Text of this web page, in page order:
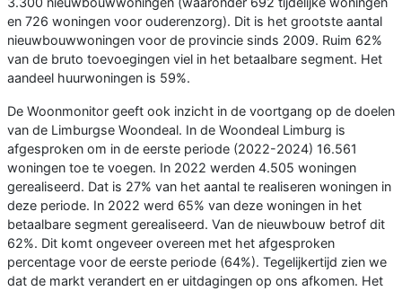
en 726 woningen voor ouderenzorg). Dit is het grootste aantal
nieuwbouwwoningen voor de provincie sinds 2009. Ruim 62%
van de bruto toevoegingen viel in het betaalbare segment. Het
aandeel huurwoningen is 59%.
De Woonmonitor geeft ook inzicht in de voortgang op de doelen
van de Limburgse Woondeal. In de Woondeal Limburg is
afgesproken om in de eerste periode (2022-2024) 16.561
woningen toe te voegen. In 2022 werden 4.505 woningen
gerealiseerd. Dat is 27% van het aantal te realiseren woningen in
deze periode. In 2022 werd 65% van deze woningen in het
betaalbare segment gerealiseerd. Van de nieuwbouw betrof dit
62%. Dit komt ongeveer overeen met het afgesproken
percentage voor de eerste periode (64%). Tegelijkertijd zien we
dat de markt verandert en er uitdagingen op ons afkomen. Het